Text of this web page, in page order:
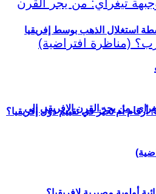
تيغراي: من يجر القرن الإفريقي إلى
استغلال الذهب بوسط إفريقيا
أرقام أم تحيّز في تقييم دول إفريقيا؟